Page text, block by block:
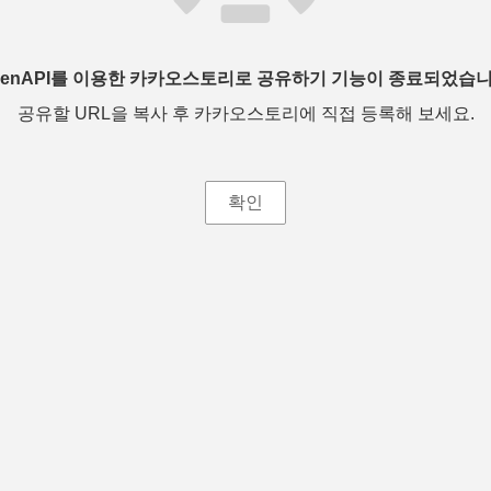
를 이용한 카카오스토리로 공유하기 기능이 종료되었습
공유할 URL을 복사 후 카카오스토리에 직접 등록해 보세요.
확인